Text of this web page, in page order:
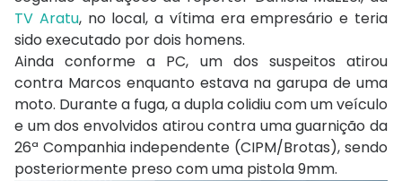
TV Aratu, no local, a vítima era empresário e teria
sido executado por dois homens.
Ainda conforme a PC, um dos suspeitos atirou
contra Marcos enquanto estava na garupa de uma
moto. Durante a fuga, a dupla colidiu com um veículo
e um dos envolvidos atirou contra uma guarnição da
26ª Companhia independente (CIPM/Brotas), sendo
posteriormente preso com uma pistola 9mm.